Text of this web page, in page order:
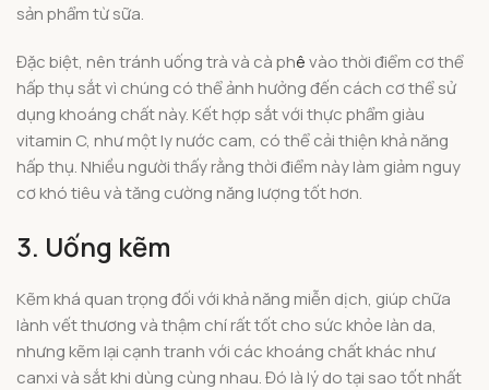
sản phẩm từ sữa.
Đặc biệt, nên tránh uống trà và cà phêvào thời điểm cơ thể
hấp thụ sắt vì chúng có thể ảnh hưởng đến cách cơ thể sử
dụng khoáng chất này. Kết hợp sắt với thực phẩm giàu
vitamin C, như một ly nước cam, có thể cải thiện khả năng
hấp thụ. Nhiều người thấy rằng thời điểm này làm giảm nguy
cơ khó tiêu và tăng cường năng lượng tốt hơn.
3. Uống kẽm
Kẽm khá quan trọng đối với khả năng miễn dịch, giúp chữa
lành vết thương và thậm chí rất tốt cho sức khỏe làn da,
nhưng kẽm lại cạnh tranh với các khoáng chất khác như
canxi và sắt khi dùng cùng nhau. Đó là lý do tại sao tốt nhất